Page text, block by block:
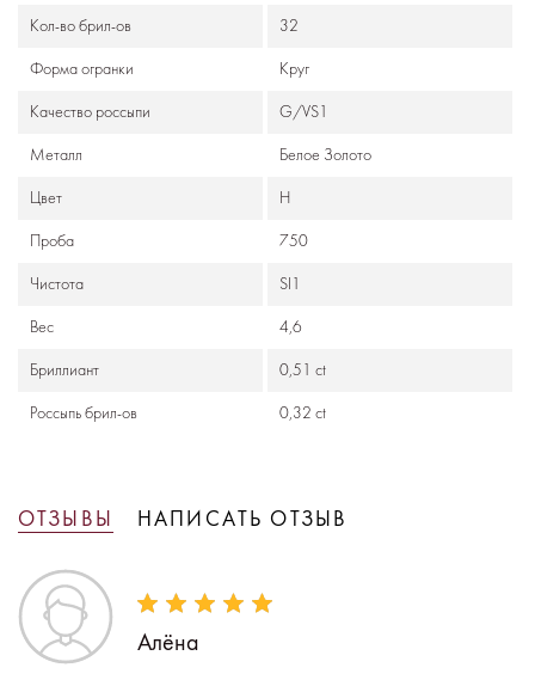
Кол-во брил-ов 32
Формa огранки Круг
Качество россыпи G/VS1
Металл Белое Золото
Цвет H
Проба 750
Чистота SI1
Вес 4,6
Бриллиант 0,51 ct
Россыпь брил-ов 0,32 ct
ОТЗЫВЫ НАПИСАТЬ ОТЗЫВ
Алёна